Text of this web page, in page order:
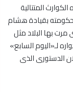
المتتالية
بقيادة هشام
مرت بها البلاد مثل
لـ«اليوم السابع»
الدستورى الذى